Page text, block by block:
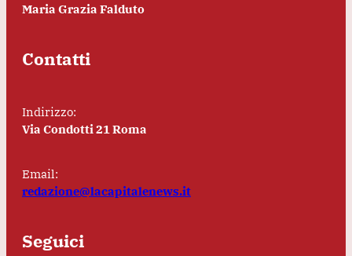
Maria Grazia Falduto
Contatti
Indirizzo:
Via Condotti 21 Roma
Email:
redazione@lacapitalenews.it
Seguici